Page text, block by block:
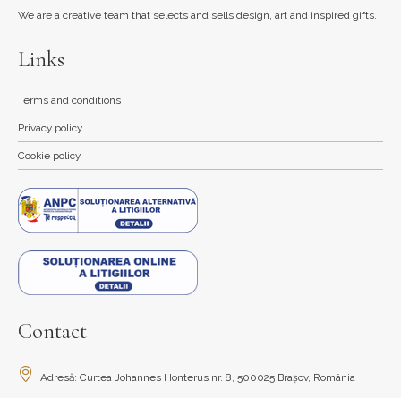
We are a creative team that selects and sells design, art and inspired gifts.
Links
Terms and conditions
Privacy policy
Cookie policy
Contact
Adresă: Curtea Johannes Honterus nr. 8, 500025 Brașov, România